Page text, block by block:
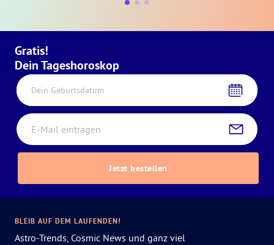
Gratis!
Dein Tageshoroskop
Dein Geburtsdatum
Jetzt bestellen
BLEIB AUF DEM LAUFENDEN!
Astro-Trends, Cosmic News und ganz viel